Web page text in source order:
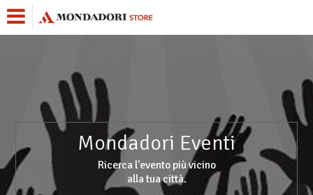
Mondadori Eventi
Ricerca l'evento più vicino
alla tua città.